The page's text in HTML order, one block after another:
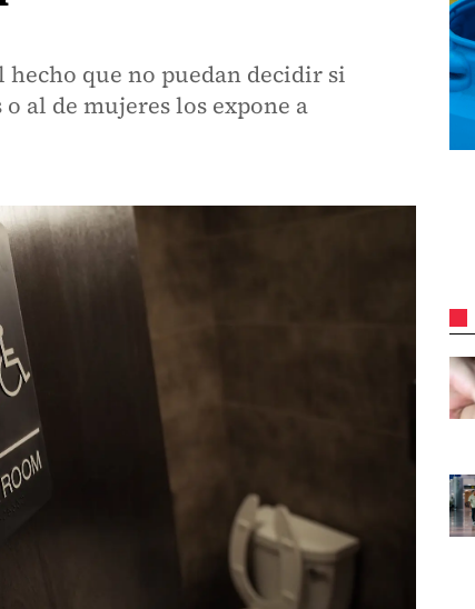
hecho que no puedan decidir si
al de mujeres los expone a